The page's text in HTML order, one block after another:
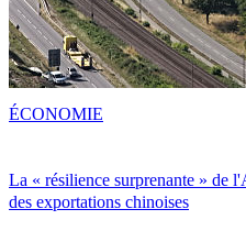
La « résilience surprenante » de
des exportations chinoises
ÉCONOMIE